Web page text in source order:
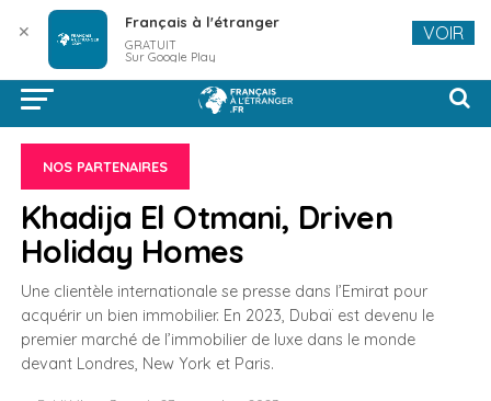
NOS PARTENAIRES
Khadija El Otmani, Driven
Holiday Homes
Une clientèle internationale se presse dans l’Emirat pour
acquérir un bien immobilier. En 2023, Dubaï est devenu le
premier marché de l’immobilier de luxe dans le monde
devant Londres, New York et Paris.
✕ Français à l'étranger
GRATUIT
Sur Google Play
VOIR